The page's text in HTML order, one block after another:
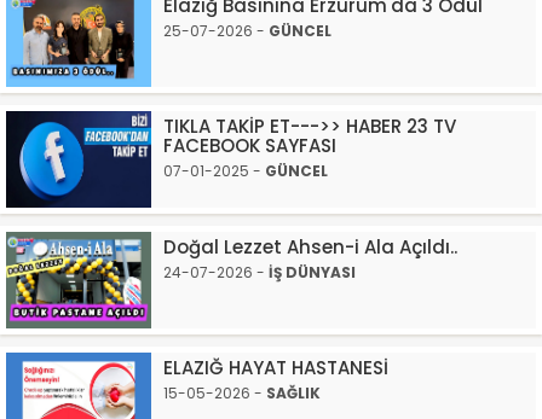
Elazığ Basınına Erzurum'da 3 Ödül
25-07-2026 - GÜNCEL
TIKLA TAKİP ET--->> HABER 23 TV
FACEBOOK SAYFASI
07-01-2025 - GÜNCEL
Doğal Lezzet Ahsen-i Ala Açıldı..
24-07-2026 - İŞ DÜNYASI
ELAZIĞ HAYAT HASTANESİ
15-05-2026 - SAĞLIK